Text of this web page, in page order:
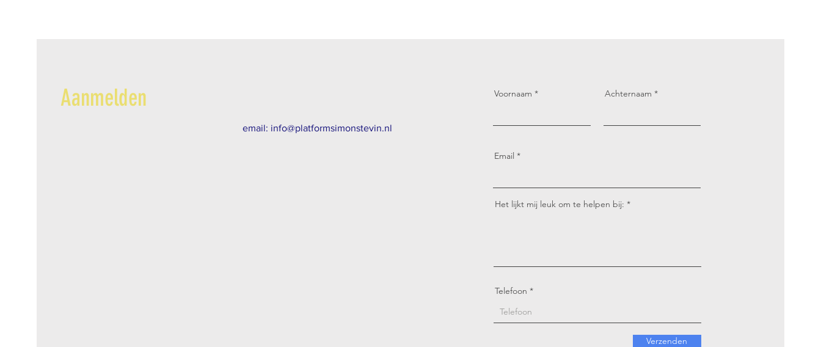
Aanmelden
email: info@platformsimonstevin.nl
Voornaam Achternaam
Email
Het lijkt mij leuk om te helpen bij:
Telefoon
Verzenden